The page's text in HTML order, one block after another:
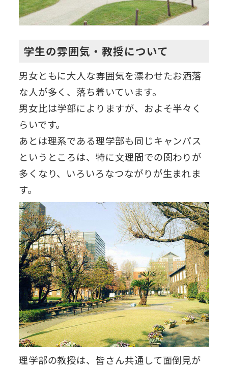
学生の雰囲気・教授について
男女ともに大人な雰囲気を漂わせたお洒落
な人が多く、落ち着いています。
男女比は学部によりますが、およそ半々く
らいです。
あとは理系である理学部も同じキャンパス
というところは、特に文理間での関わりが
多くなり、いろいろなつながりが生まれま
す。
理学部の教授は、皆さん共通して面倒見が